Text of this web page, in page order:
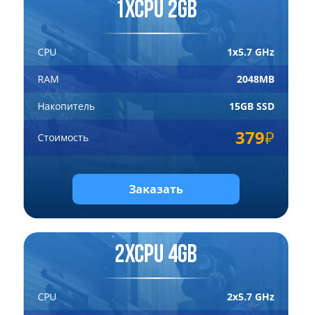
1xCPU 2GB
CPU 1x5.7 GHz
RAM 2048MB
Накопитель 15GB SSD
Стоимость 379
Заказать
2xCPU 4GB
CPU 2x5.7 GHz